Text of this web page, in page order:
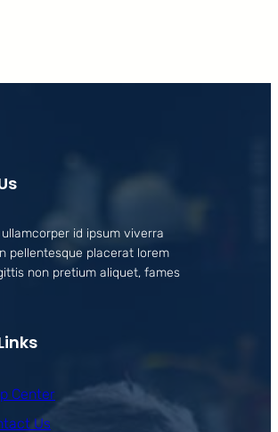
id ipsum viverra
pellentesque placerat lorem
non pretium aliquet, fames
Center
Us